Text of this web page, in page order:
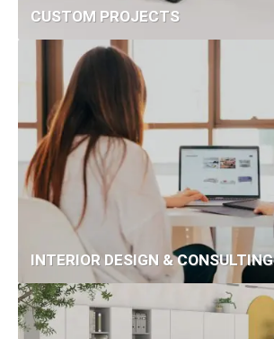
CUSTOM PROJECTS
INTERIOR DESIGN & CONSULTING